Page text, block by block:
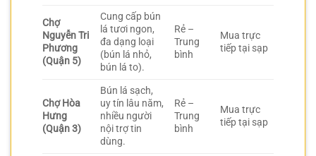
Chợ
Nguyễn Tri
Phương
(Quận 5)
Cung cấp bún
lá tươi ngon,
đa dạng loại
(bún lá nhỏ,
bún lá to).
Rẻ –
Trung
bình
Mua trực
tiếp tại sạp
Chợ Hòa
Hưng
(Quận 3)
Bún lá sạch,
uy tín lâu năm,
nhiều người
nội trợ tin
dùng.
Rẻ –
Trung
bình
Mua trực
tiếp tại sạp